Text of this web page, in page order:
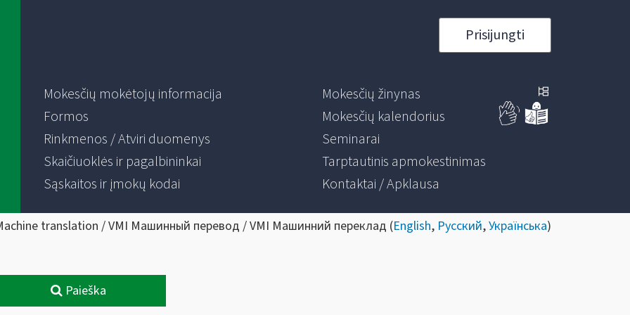
Prisijungti
Mokesčių mokėtojų informacija
Formos
Rinkmenos / Atviri duomenys
Skaičiuoklės ir pagalbininkai
Sąskaitos ir įmokų kodai
Mokesčių žinynas
Mokesčių kalendorius
Seminarai
Tarptautinis apmokestinimas
Kontaktai / Apklausa
translation / VMI Машинный перевод / VMI Машинний переклад (English, Русский,Українська)
Paieška